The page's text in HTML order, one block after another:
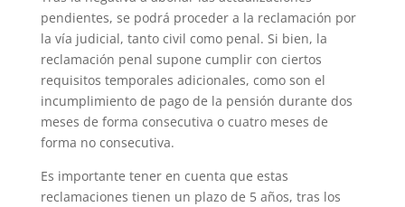
pendientes, se podrá proceder a la reclamación por
la vía judicial, tanto civil como penal. Si bien, la
reclamación penal supone cumplir con ciertos
requisitos temporales adicionales, como son el
incumplimiento de pago de la pensión durante dos
meses de forma consecutiva o cuatro meses de
forma no consecutiva.
Es importante tener en cuenta que estas
reclamaciones tienen un plazo de 5 años, tras los